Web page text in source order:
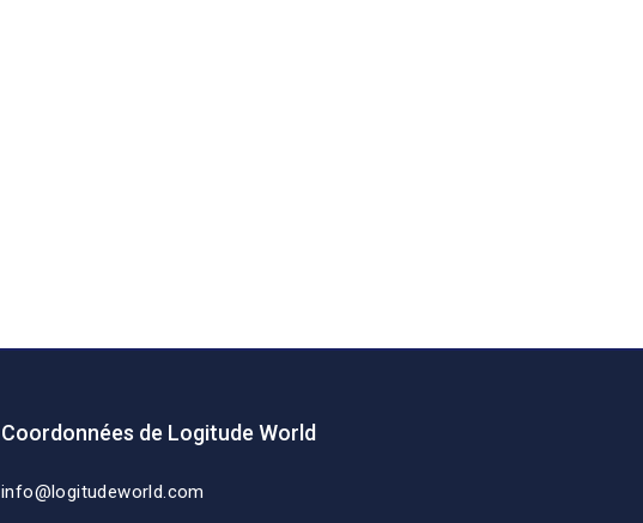
Coordonnées de Logitude World
info@logitudeworld.com